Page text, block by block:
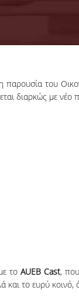
παρουσία του
διαρκώς με νέο
τοAUEB Cast,
και το ευρύ κοινό,